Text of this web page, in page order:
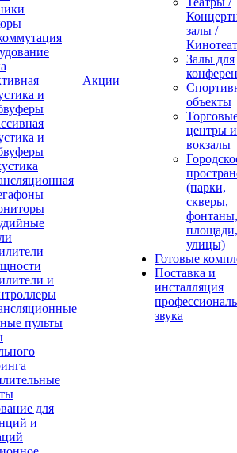
и
и
и
пульты
для
и
Акции
залы /
Залы для
объекты
центры и
вокзалы
(парки,
скверы,
фонтаны,
площади,
улицы)
Готовые
Поставка и
инсталляция
звука